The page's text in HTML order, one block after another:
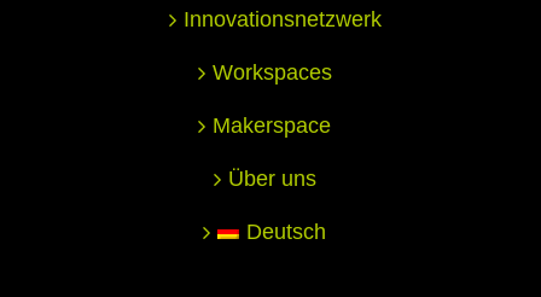
Innovationsnetzwerk
Workspaces
Makerspace
Über uns
Deutsch